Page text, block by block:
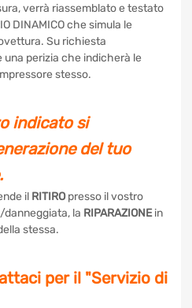
verrà riassemblato e
DINAMICO che
sull'autovettura. Su richiesta
perizia che indicherà le
stesso.
indicato si
del tuo
il RITIROpresso il vostro
la RIPARAZIONE
della stessa.
per il "Servizio